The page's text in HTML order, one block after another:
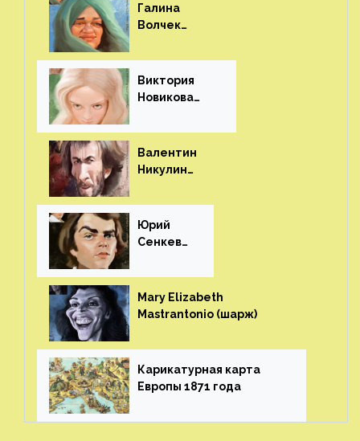
Галина
Волчек
Виктория
Новикова
Валентин
Никулин
Юрий
Сенкеви
Mary Elizabeth
Mastrantonio (шарж)⁠⁠
Карикатурная карта
Европы 1871 года⁠⁠